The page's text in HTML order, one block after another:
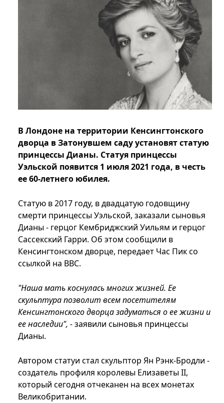
В Лондоне на территории Кенсингтонского
дворца в Затонувшем саду установят статую
принцессы Дианы. Статуя принцессы
Уэльской появится 1 июля 2021 года, в честь
ее 60-летнего юбилея.
Статую в 2017 году, в двадцатую годовщину
смерти принцессы Уэльской, заказали сыновья
Дианы - герцог Кембриджский Уильям и герцог
Сассекский Гарри. Об этом сообщили в
Кенсингтонском дворце, передает Час Пик со
ссылкой на ВВС.
"Наша мать коснулась многих жизней. Ее
скульптура позволит всем посетителям
Кенсингтонского дворца задуматься о ее жизни и
ее наследии", -заявили сыновья принцессы
Дианы.
Автором статуи стал скульптор Ян Рэнк-Бродли -
создатель профиля королевы Елизаветы II,
который сегодня отчеканен на всех монетах
Великобритании.